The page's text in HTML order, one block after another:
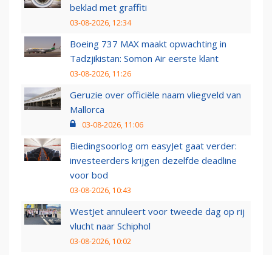
beklad met graffiti
03-08-2026, 12:34
Boeing 737 MAX maakt opwachting in
Tadzjikistan: Somon Air eerste klant
03-08-2026, 11:26
Geruzie over officiële naam vliegveld van
Mallorca
03-08-2026, 11:06
Biedingsoorlog om easyJet gaat verder:
investeerders krijgen dezelfde deadline
voor bod
03-08-2026, 10:43
WestJet annuleert voor tweede dag op rij
vlucht naar Schiphol
03-08-2026, 10:02